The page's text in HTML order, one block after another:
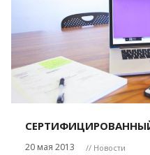
20 мая 2013 // Новости